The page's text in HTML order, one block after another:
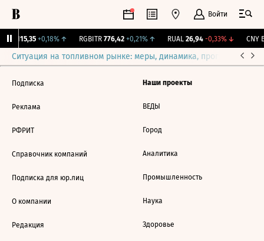
Войти
115,35 +0,18%↑ RGBITR 776,42 +0,21%↑ RUAL 26,94 -0,33%↓ CNY
Ситуация на топливном рынке: меры, динамика, прогнозы
Подписка
Реклама
РФРИТ
Справочник компаний
Подписка для юр.лиц
О компании
Редакция
Наши проекты
ВЕДЫ
Город
Аналитика
Промышленность
Наука
Здоровье